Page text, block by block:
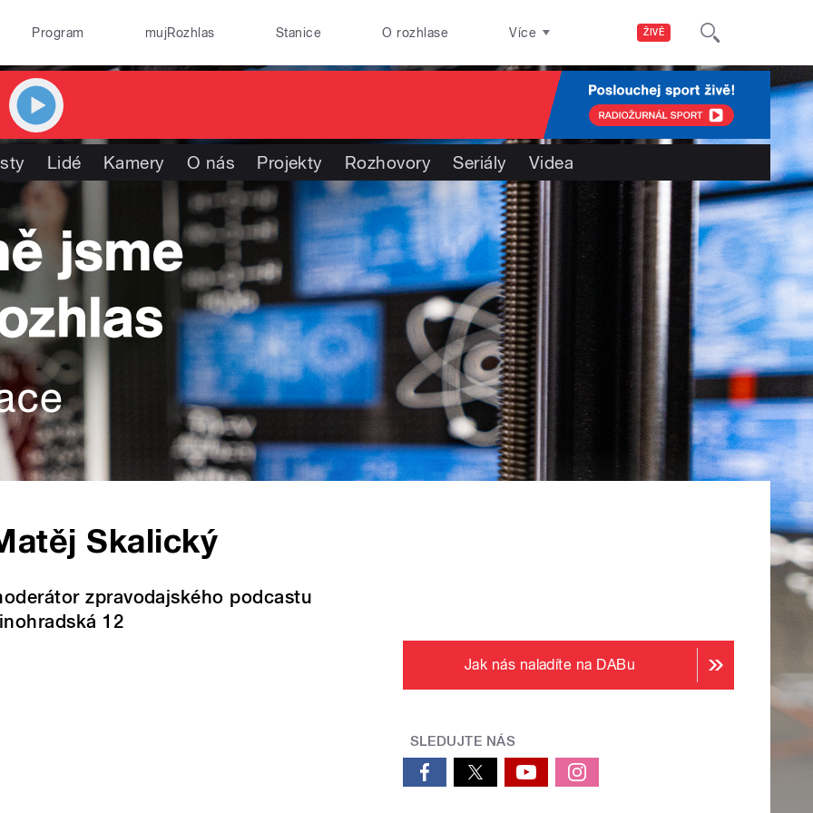
ŽIVĚ
Program mujRozhlas Stanice O rozhlase Více
Lidé Kamery O nás Projekty Rozhovory Seriály Videa
Skalický
zpravodajského podcastu
12
Jak nás naladíte na DABu
SLEDUJTE NÁS